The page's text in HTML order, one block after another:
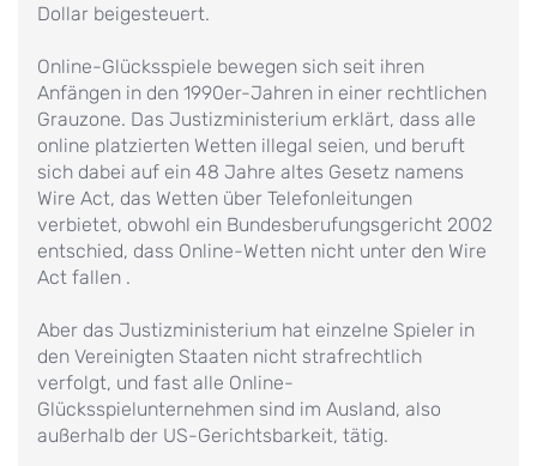
Dollar beigesteuert.
Online-Glücksspiele bewegen sich seit ihren
Anfängen in den 1990er-Jahren in einer rechtlichen
Grauzone. Das Justizministerium erklärt, dass alle
online platzierten Wetten illegal seien, und beruft
sich dabei auf ein 48 Jahre altes Gesetz namens
Wire Act, das Wetten über Telefonleitungen
verbietet, obwohl ein Bundesberufungsgericht 2002
entschied, dass Online-Wetten nicht unter den Wire
Act fallen .
Aber das Justizministerium hat einzelne Spieler in
den Vereinigten Staaten nicht strafrechtlich
verfolgt, und fast alle Online-
Glücksspielunternehmen sind im Ausland, also
außerhalb der US-Gerichtsbarkeit, tätig.